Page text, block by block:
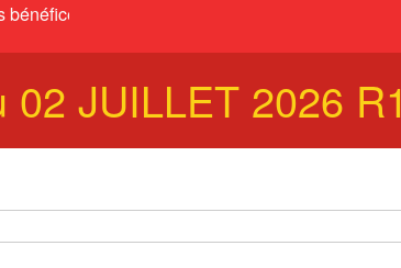
au Faso
JUILLET 2026 R1